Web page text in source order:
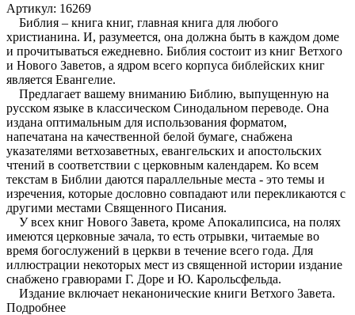
Артикул: 16269
Библия – книга книг, главная книга для любого
христианина. И, разумеется, она должна быть в каждом доме
и прочитываться ежедневно. Библия состоит из книг Ветхого
и Нового Заветов, а ядром всего корпуса библейских книг
является Евангелие.
Предлагает вашему вниманию Библию, выпущенную на
русском языке в классическом Синодальном переводе. Она
издана оптимальным для использования форматом,
напечатана на качественной белой бумаге, снабжена
указателями ветхозаветных, евангельских и апостольских
чтений в соответствии с церковным календарем. Ко всем
текстам в Библии даются параллельные места - это темы и
изречения, которые дословно совпадают или перекликаются с
другими местами Священного Писания.
У всех книг Нового Завета, кроме Апокалипсиса, на полях
имеются церковные зачала, то есть отрывки, читаемые во
время богослужений в церкви в течение всего года. Для
иллюстрации некоторых мест из священной истории издание
снабжено гравюрами Г. Доре и Ю. Карольсфельда.
Издание включает неканонические книги Ветхого Завета.
Подробнее